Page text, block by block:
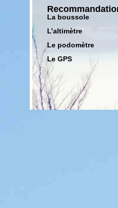
La boussole
L’altimètre
Le podomètre
Le GPS